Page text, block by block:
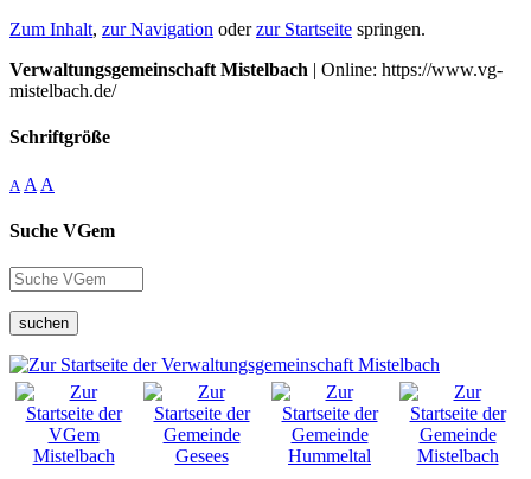
Zum Inhalt, zur Navigation oderzur Startseite springen.
Verwaltungsgemeinschaft Mistelbach | Online: https://www.vg-
mistelbach.de/
Schriftgröße
A A A
Suche VGem
suchen